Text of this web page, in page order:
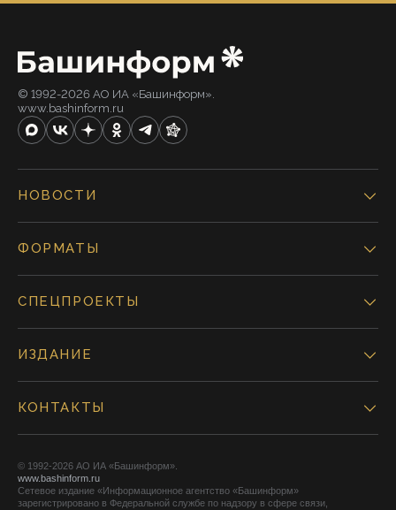
© 1992-2026 АО ИА «Башинформ».
www.bashinform.ru
НОВОСТИ
ФОРМАТЫ
СПЕЦПРОЕКТЫ
ИЗДАНИЕ
КОНТАКТЫ
© 1992-2026 АО ИА «Башинформ».
www.bashinform.ru
Сетевое издание «Информационное агентство «Башинформ»
зарегистрировано в Федеральной службе по надзору в сфере связи,